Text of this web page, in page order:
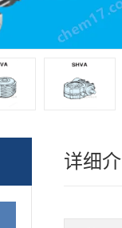
详细